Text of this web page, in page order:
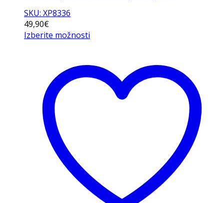
SKU: XP8336
49,90€
Izberite možnosti
različic.
Možnosti
lahko
izberete